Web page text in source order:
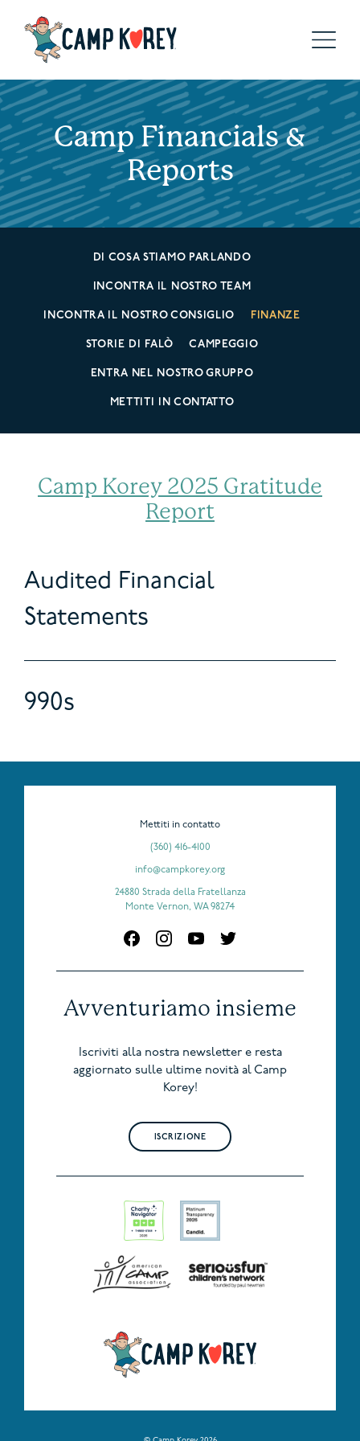
Camp Financials &
Reports
DI COSA STIAMO PARLANDO
INCONTRA IL NOSTRO TEAM
INCONTRA IL NOSTRO CONSIGLIO FINANZE
STORIE DI FALÒ CAMPEGGIO
ENTRA NEL NOSTRO GRUPPO
METTITI IN CONTATTO
Camp Korey 2025 Gratitude
Report
Audited Financial
Statements
990s
Avventuriamo insieme
Iscriviti alla nostra newsletter e resta
aggiornato sulle ultime novità al Camp
Korey!
ISCRIZIONE
Mettiti in contatto
(360) 416-4100
info@campkorey.org
24880 Strada della Fratellanza
Monte Vernon, WA 98274